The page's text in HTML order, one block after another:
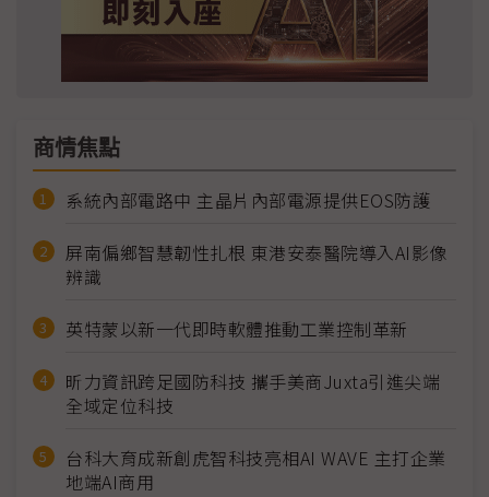
商情焦點
系統內部電路中 主晶片內部電源提供EOS防護
屏南偏鄉智慧韌性扎根 東港安泰醫院導入AI影像
辨識
英特蒙以新一代即時軟體推動工業控制革新
昕力資訊跨足國防科技 攜手美商Juxta引進尖端
全域定位科技
台科大育成新創虎智科技亮相AI WAVE 主打企業
地端AI商用